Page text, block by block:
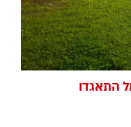
התאגדו